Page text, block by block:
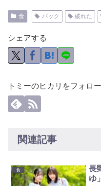
食 パック 破れた
シェアする
トミーのヒカリをフォロ
関連記事
食
長
ゆ